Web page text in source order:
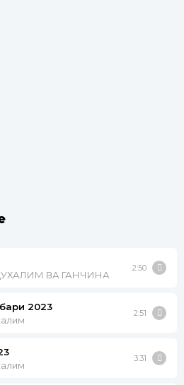
ВА ГАНЧИНА
2:50
2023
2:51
3:31